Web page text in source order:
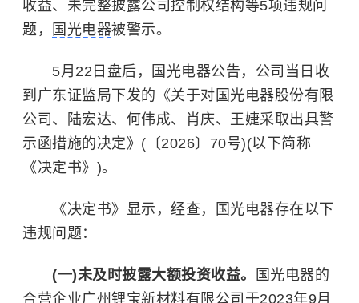
收益、未完整披露公司控制权结构等5项违规问
题，
国光电器被警示。
5月22日盘后，国光电器公告，公司当日收
到广东证监局下发的《关于对国光电器股份有限
公司、陆宏达、何伟成、肖庆、王婕采取出具警
示函措施的决定》(〔2026〕70号)(以下简称
《决定书》)。
《决定书》显示，经查，国光电器存在以下
违规问题：
(一)未及时披露大额投资收益。
国光电器的
合营企业广州锂宝新材料有限公司于2023年9月